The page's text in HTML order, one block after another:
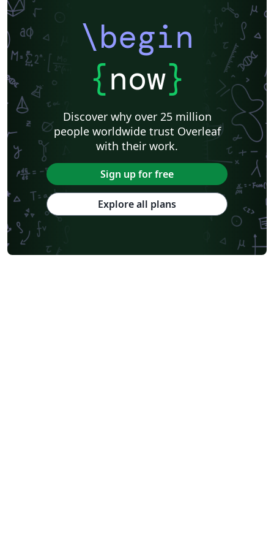
\begin
{now}
Discover why over 25 million
people worldwide trust Overleaf
with their work.
Sign up for free
Explore all plans